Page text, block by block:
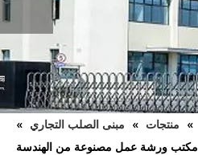
» منتجات » مبنى الصلب التجاري »
مكتب ورشة عمل مصنوعة من الهندسة